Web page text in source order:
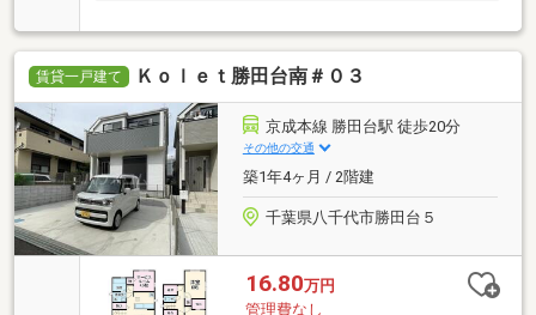
賃貸一戸建て Ｋｏｌｅｔ勝田台南＃０３
京成本線 勝田台駅 徒歩20分
その他の交通
築1年4ヶ月 / 2階建
千葉県八千代市勝田台５
16.80万円
管理費なし